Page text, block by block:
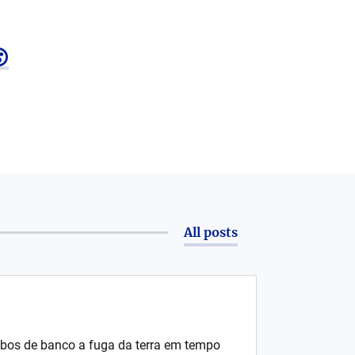
All posts
de banco a fuga da terra em tempo